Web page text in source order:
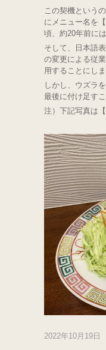
この契機という
にメニュー名を
頃、約20年前に
そして、日本語
の変更による従
用することにしま
しかし、ウズラ
最後に付け足す
注）下記写真は
2022年10月19日